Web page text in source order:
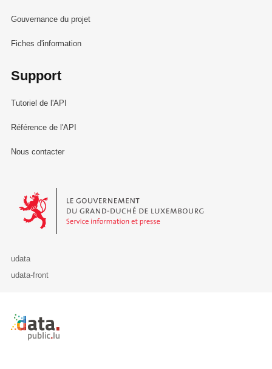
Gouvernance du projet
Fiches d'information
Support
Tutoriel de l'API
Référence de l'API
Nous contacter
Le Gouvernement du Grand-Duché de Luxembourg - Service
udata
udata-front
Retour à l'accueil de data.public.lu